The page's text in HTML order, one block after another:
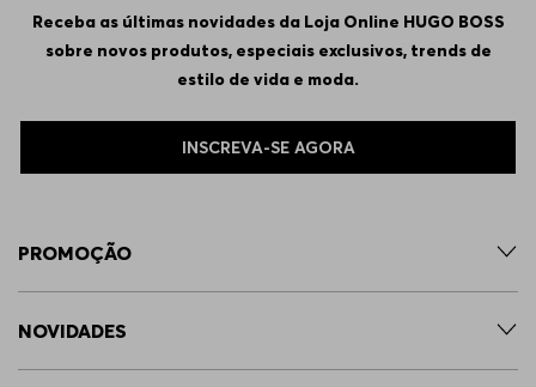
Receba as últimas novidades da Loja Online HUGO BOSS
sobre novos produtos, especiais exclusivos, trends de
estilo de vida e moda.
INSCREVA-SE AGORA
PROMOÇÃO
NOVIDADES